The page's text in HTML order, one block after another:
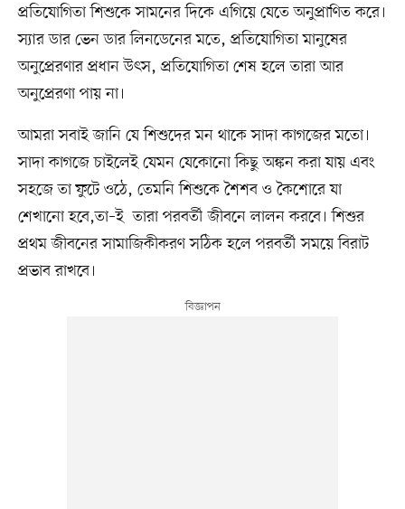
প্রতিযোগিতা শিশুকে সামনের দিকে এগিয়ে যেতে অনুপ্রাণিত করে।
স্যার ডার ভেন ডার লিনডেনের মতে, প্রতিযোগিতা মানুষের
অনুপ্রেরণার প্রধান উৎস, প্রতিযোগিতা শেষ হলে তারা আর
অনুপ্রেরণা পায় না।
আমরা সবাই জানি যে শিশুদের মন থাকে সাদা কাগজের মতো।
সাদা কাগজে চাইলেই যেমন যেকোনো কিছু অঙ্কন করা যায় এবং
সহজে তা ফুটে ওঠে, তেমনি শিশুকে শৈশব ও কৈশোরে যা
শেখানো হবে,তা–ই তারা পরবর্তী জীবনে লালন করবে। শিশুর
প্রথম জীবনের সামাজিকীকরণ সঠিক হলে পরবর্তী সময়ে বিরাট
প্রভাব রাখবে।